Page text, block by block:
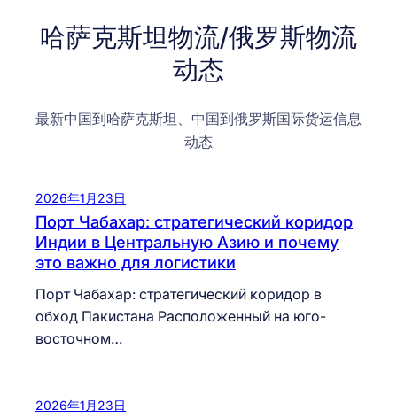
哈萨克斯坦物流/俄罗斯物流
动态
最新中国到哈萨克斯坦、中国到俄罗斯国际货运信息
动态
2026年1月23日
Порт Чабахар: стратегический коридор
Индии в Центральную Азию и почему
это важно для логистики
Порт Чабахар: стратегический коридор в
обход Пакистана Расположенный на юго-
восточном…
2026年1月23日